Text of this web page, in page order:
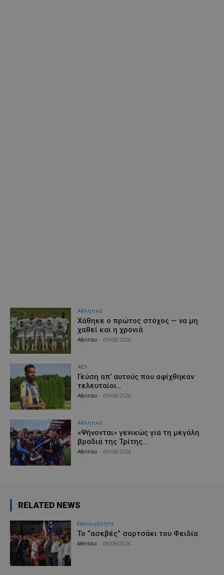
Αθλητικά
Χάθηκε ο πρώτος στόχος — να μη
χαθεί και η χρονιά
Afentiko 09/08/2026
ΑΕΛ
Γεύση απ’ αυτούς που αφίχθηκαν
τελευταίοι…
Afentiko 09/08/2026
Αθλητικά
«Ψήνονται» γενικώς για τη μεγάλη
βραδιά της Τρίτης…
Afentiko 09/08/2026
RELATED NEWS
Επικαιρότητα
Το “ασεβές” σορτσάκι του Φειδία
Afentiko 09/08/2026